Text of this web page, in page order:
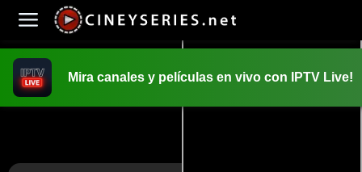
Mira canales y películas en vivo con IPTV Live!